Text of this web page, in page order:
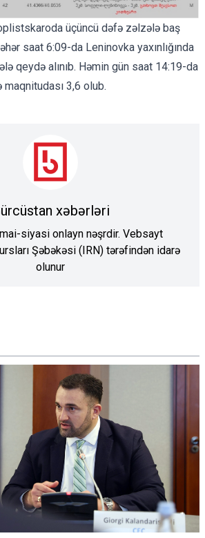
üçüncü dəfə zəlzələ baş
saat 6:09-da Leninovka yaxınlığında
qeydə alınıb. Həmin gün saat 14:19-da
maqnitudası 3,6 olub.
xəbərləri
siyasi onlayn nəşrdir. Vebsayt
Şəbəkəsi (IRN) tərəfindən idarə
olunur